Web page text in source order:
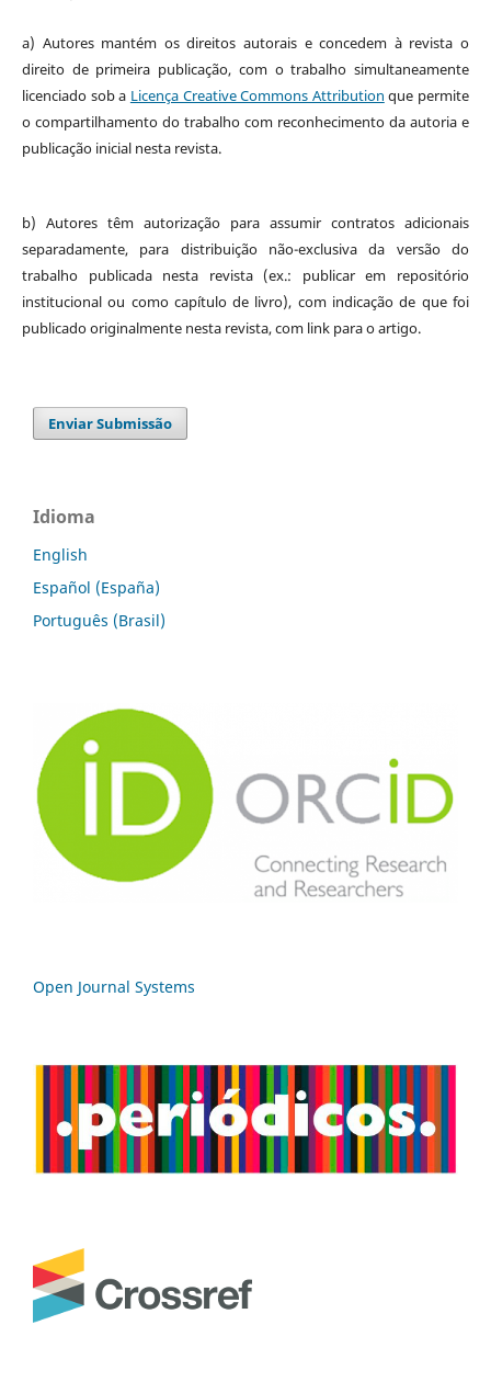
a) Autores mantém os direitos autorais e concedem à revista o
direito de primeira publicação, com o trabalho simultaneamente
licenciado sob a Licença Creative Commons Attribution que permite
o compartilhamento do trabalho com reconhecimento da autoria e
publicação inicial nesta revista.
b) Autores têm autorização para assumir contratos adicionais
separadamente, para distribuição não-exclusiva da versão do
trabalho publicada nesta revista (ex.: publicar em repositório
institucional ou como capítulo de livro), com indicação de que foi
publicado originalmente nesta revista, com link para o artigo.
Enviar Submissão
Idioma
English
Español (España)
Português (Brasil)
Open Journal Systems